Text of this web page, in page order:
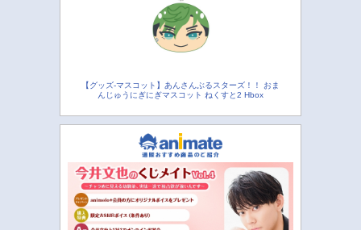
【グッズ-マスコット】あんさんぶるスターズ！！ おま
んじゅうにぎにぎマスコット ねくすと2 Hbox